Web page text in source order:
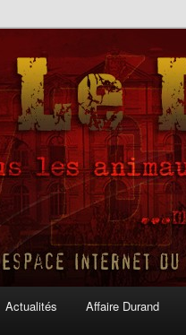
Le Libertaire
Actualités Affaire Durand